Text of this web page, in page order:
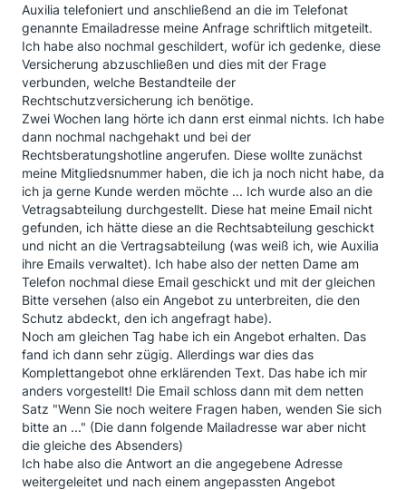
Auxilia telefoniert und anschließend an die im Telefonat
genannte Emailadresse meine Anfrage schriftlich mitgeteilt.
Ich habe also nochmal geschildert, wofür ich gedenke, diese
Versicherung abzuschließen und dies mit der Frage
verbunden, welche Bestandteile der
Rechtschutzversicherung ich benötige.
Zwei Wochen lang hörte ich dann erst einmal nichts. Ich habe
dann nochmal nachgehakt und bei der
Rechtsberatungshotline angerufen. Diese wollte zunächst
meine Mitgliedsnummer haben, die ich ja noch nicht habe, da
ich ja gerne Kunde werden möchte ... Ich wurde also an die
Vetragsabteilung durchgestellt. Diese hat meine Email nicht
gefunden, ich hätte diese an die Rechtsabteilung geschickt
und nicht an die Vertragsabteilung (was weiß ich, wie Auxilia
ihre Emails verwaltet). Ich habe also der netten Dame am
Telefon nochmal diese Email geschickt und mit der gleichen
Bitte versehen (also ein Angebot zu unterbreiten, die den
Schutz abdeckt, den ich angefragt habe).
Noch am gleichen Tag habe ich ein Angebot erhalten. Das
fand ich dann sehr zügig. Allerdings war dies das
Komplettangebot ohne erklärenden Text. Das habe ich mir
anders vorgestellt! Die Email schloss dann mit dem netten
Satz "Wenn Sie noch weitere Fragen haben, wenden Sie sich
bitte an ..." (Die dann folgende Mailadresse war aber nicht
die gleiche des Absenders)
Ich habe also die Antwort an die angegebene Adresse
weitergeleitet und nach einem angepassten Angebot